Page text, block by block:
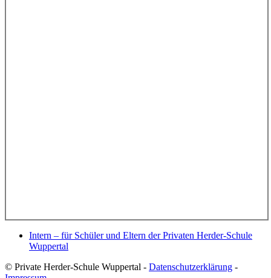
Intern – für Schüler und Eltern der Privaten Herder-Schule
Wuppertal
© Private Herder-Schule Wuppertal - Datenschutzerklärung -